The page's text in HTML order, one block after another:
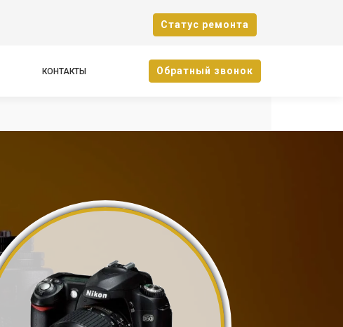
Cтатус ремонта
КОНТАКТЫ Oбратный звонок